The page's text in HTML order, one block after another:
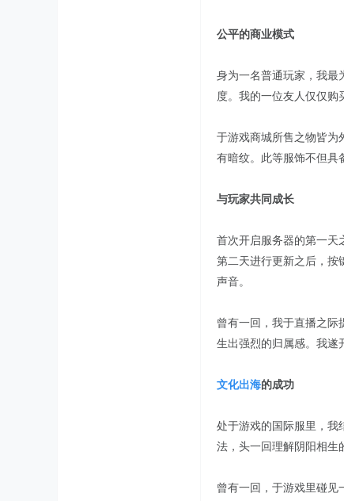
公平的商业模式
身为一名普通玩家，我最
度。我的一位友人仅仅购
于游戏商城所售之物皆为
有暗纹。此等服饰不但具
与玩家共同成长
首次开启服务器的第一天
第二天进行更新之后，按
声音。
曾有一回，我于直播之际
生出强烈的归属感。我遂
文化出海的成功
处于游戏的国际服里，我
法，头一回理解阴阳相生
曾有一回，于游戏里碰见